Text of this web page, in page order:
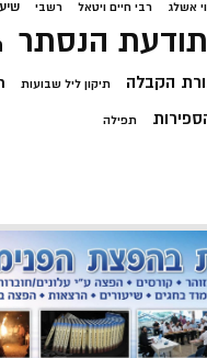
אשלג רבי חיים ויטאל רשבי
תודעת הנסתר
הקבלה תיקון ליל שבועות
תפילה